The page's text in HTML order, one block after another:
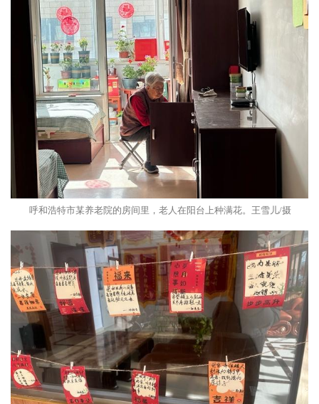
呼和浩特市某养老院的房间里，老人在阳台上种满花。王雪儿/摄